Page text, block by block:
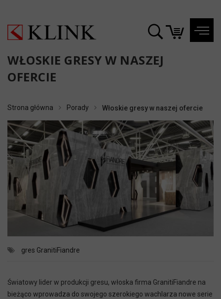
WŁOSKIE GRESY W NASZEJ
OFERCIE
Strona główna Porady Włoskie gresy w naszej ofercie
gres GranitiFiandre
Światowy lider w produkcji gresu, włoska firma GranitiFiandre na
bieżąco wprowadza do swojego szerokiego wachlarza nowe serie